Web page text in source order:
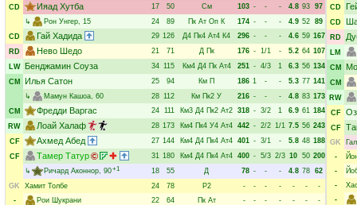
CD
Ияад Хутба 17 50 См 103 - - - 4.8 93 97
↳
Рон Унгер, 15 24 89 Пк Ат Оп К 174 - - - 4.9 52 89
CD
Гай Хадида 29 126 Д4 Пк4 Ат4 К4 296 - - - 4.6 59 167
RD
Нево Шедо 21 71 Д Пк 176 - 1/1 - 5.2 64 107
LW
Бенджамин Соуза 34 115 Км4 Д4 Пк Ат4 251 - 4/3 1 6.3 56 134
CM
Илья Сатон 25 94 Км П 186 1 - - 5.3 77 141
↳
Мамун Кашоа, 60 28 112 Км Пк2 У 216 - - - 4.8 83 173
CM
Фредди Варгас 24 111 Км3 Д4 Пк2 Ат2 318 - 3/2 1 6.9 61 184
RW
Лоай Халаф 28 173 Км4 Пк4 У4 Ат4 442 - 2/2 1/1 7.5 56 243
CF
Ахмед Абед 27 144 Км4 Д4 Пк4 Ат4 401 - 3/1 - 5.8 48 188
CF
Тамер Татур 31 180 Км4 Д4 Пк4 Ат4 400 - 5/3 2/3 10 50 200
↳
Ричард Аконнор, 90+1 18 55 Д 78 - - - 4.8 78 62
GK
Хамит Толбе 24 78 Р2 - - - - - -
-
-
Рои Шукрани 22 64 Пк Ат - - - - - -
-
CD
CD
RD
LM
CM
CM
RW
CF
CF
GK
-
-
-
-